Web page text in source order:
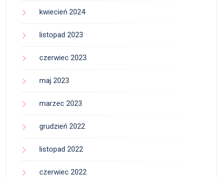
kwiecień 2024
listopad 2023
czerwiec 2023
maj 2023
marzec 2023
grudzień 2022
listopad 2022
czerwiec 2022